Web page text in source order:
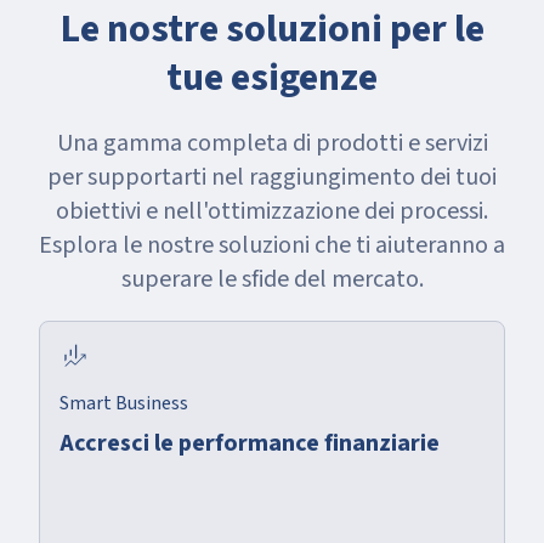
Le nostre soluzioni per le
tue esigenze
Una gamma completa di prodotti e servizi
per supportarti nel raggiungimento dei tuoi
obiettivi e nell'ottimizzazione dei processi.
Esplora le nostre soluzioni che ti aiuteranno a
superare le sfide del mercato.
finance_mode
Smart Business
Accresci le performance finanziarie